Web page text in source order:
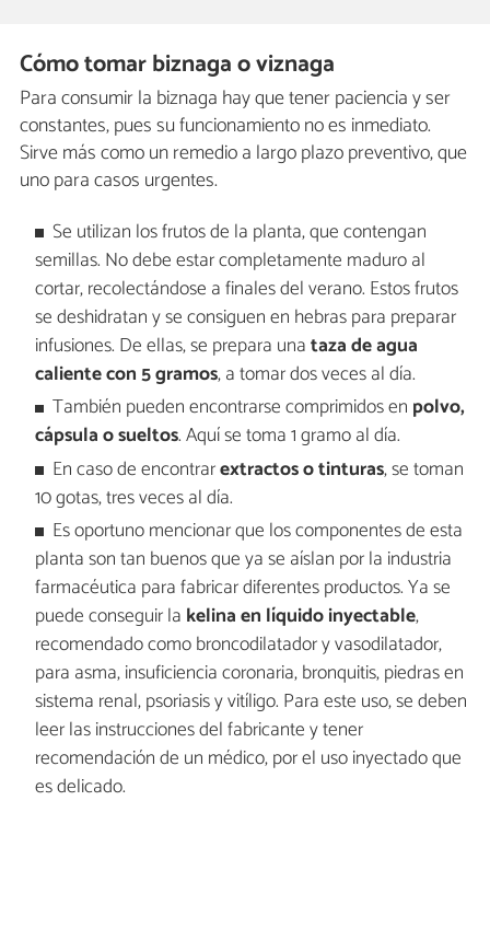
Cómo tomar biznaga o viznaga
Para consumir la biznaga hay que tener paciencia y ser
constantes, pues su funcionamiento no es inmediato.
Sirve más como un remedio a largo plazo preventivo, que
uno para casos urgentes.
Se utilizan los frutos de la planta, que contengan
semillas. No debe estar completamente maduro al
cortar, recolectándose a finales del verano. Estos frutos
se deshidratan y se consiguen en hebras para preparar
infusiones. De ellas, se prepara unataza de agua
caliente con 5 gramos, a tomar dos veces al día.
También pueden encontrarse comprimidos en polvo,
cápsula o sueltos. Aquí se toma 1 gramo al día.
En caso de encontrarextractos o tinturas, se toman
10 gotas, tres veces al día.
Es oportuno mencionar que los componentes de esta
planta son tan buenos que ya se aíslan por la industria
farmacéutica para fabricar diferentes productos. Ya se
puede conseguir la kelina en líquido inyectable,
recomendado como broncodilatador y vasodilatador,
para asma, insuficiencia coronaria, bronquitis, piedras en
sistema renal, psoriasis y vitíligo. Para este uso, se deben
leer las instrucciones del fabricante y tener
recomendación de un médico, por el uso inyectado que
es delicado.